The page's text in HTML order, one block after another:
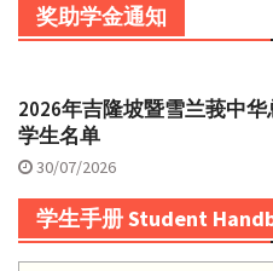
奖助学金通知
2026年吉隆坡暨雪兰莪中
学生名单
30/07/2026
学生手册 Student